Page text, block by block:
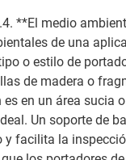
**El medio
de una
o estilo de
de madera o
en un área sucia
Un soporte de
y facilita la